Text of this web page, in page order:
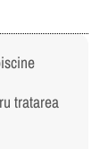
tratarea